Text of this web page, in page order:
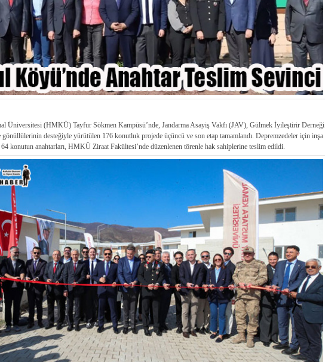
Üniversitesi (HMKÜ) Tayfur Sökmen Kampüsü’nde, Jandarma Asayiş Vakfı (JAV), Gülmek İyileştirir Derneği
desteğiyle yürütülen 176 konutluk projede üçüncü ve son etap tamamlandı. Depremzedeler için inşa
konutun anahtarları, HMKÜ Ziraat Fakültesi’nde düzenlenen törenle hak sahiplerine teslim edildi.